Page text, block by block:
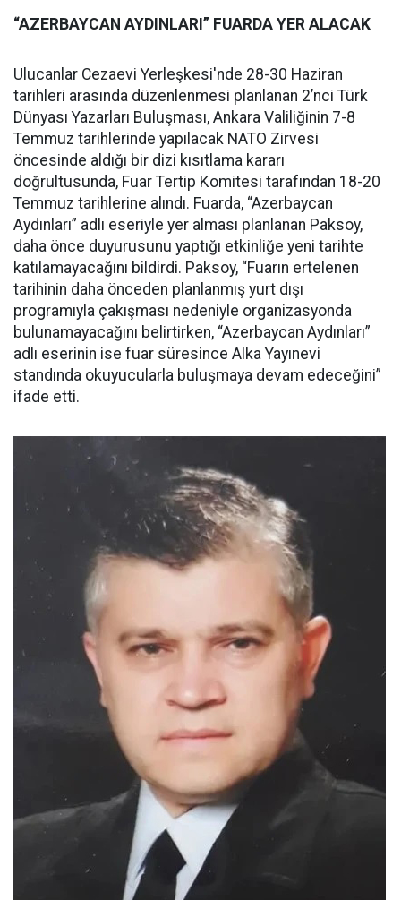
“AZERBAYCAN AYDINLARI” FUARDA YER ALACAK
Ulucanlar Cezaevi Yerleşkesi'nde 28-30 Haziran
tarihleri arasında düzenlenmesi planlanan 2’nci Türk
Dünyası Yazarları Buluşması, Ankara Valiliğinin 7-8
Temmuz tarihlerinde yapılacak NATO Zirvesi
öncesinde aldığı bir dizi kısıtlama kararı
doğrultusunda, Fuar Tertip Komitesi tarafından 18-20
Temmuz tarihlerine alındı. Fuarda, “Azerbaycan
Aydınları” adlı eseriyle yer alması planlanan Paksoy,
daha önce duyurusunu yaptığı etkinliğe yeni tarihte
katılamayacağını bildirdi. Paksoy, “Fuarın ertelenen
tarihinin daha önceden planlanmış yurt dışı
programıyla çakışması nedeniyle organizasyonda
bulunamayacağını belirtirken, “Azerbaycan Aydınları”
adlı eserinin ise fuar süresince Alka Yayınevi
standında okuyucularla buluşmaya devam edeceğini”
ifade etti.